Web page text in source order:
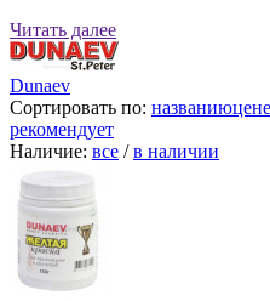
Читать далее
Dunaev
Сортировать по: названиюцене
рекомендует
Наличие: все /в наличии